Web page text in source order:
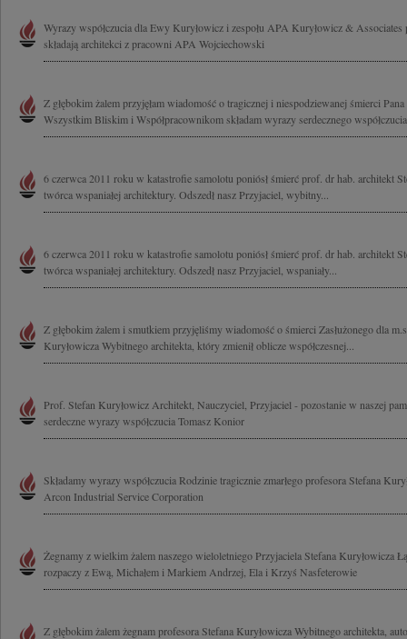
Wyrazy współczucia dla Ewy Kuryłowicz i zespołu APA Kuryłowicz & Associates
składają architekci z pracowni APA Wojciechowski
Z głębokim żalem przyjęłam wiadomość o tragicznej i niespodziewanej śmierci
Wszystkim Bliskim i Współpracownikom składam wyrazy serdecznego
6 czerwca 2011 roku w katastrofie samolotu poniósł śmierć prof. dr hab. architekt
twórca wspaniałej architektury. Odszedł nasz Przyjaciel, wybitny...
6 czerwca 2011 roku w katastrofie samolotu poniósł śmierć prof. dr hab. architekt
twórca wspaniałej architektury. Odszedł nasz Przyjaciel, wspaniały...
Z głębokim żalem i smutkiem przyjęliśmy wiadomość o śmierci Zasłużonego dla
Kuryłowicza Wybitnego architekta, który zmienił oblicze współczesnej...
Prof. Stefan Kuryłowicz Architekt, Nauczyciel, Przyjaciel - pozostanie w naszej
serdeczne wyrazy współczucia Tomasz Konior
Składamy wyrazy współczucia Rodzinie tragicznie zmarłego profesora Stefana
Arcon Industrial Service Corporation
Żegnamy z wielkim żalem naszego wieloletniego Przyjaciela Stefana Kuryłowicza
rozpaczy z Ewą, Michałem i Markiem Andrzej, Ela i Krzyś Nasfeterowie
Z głębokim żalem żegnam profesora Stefana Kuryłowicza Wybitnego architekta,